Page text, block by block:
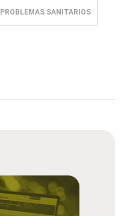
PROBLEMAS SANITARIOS